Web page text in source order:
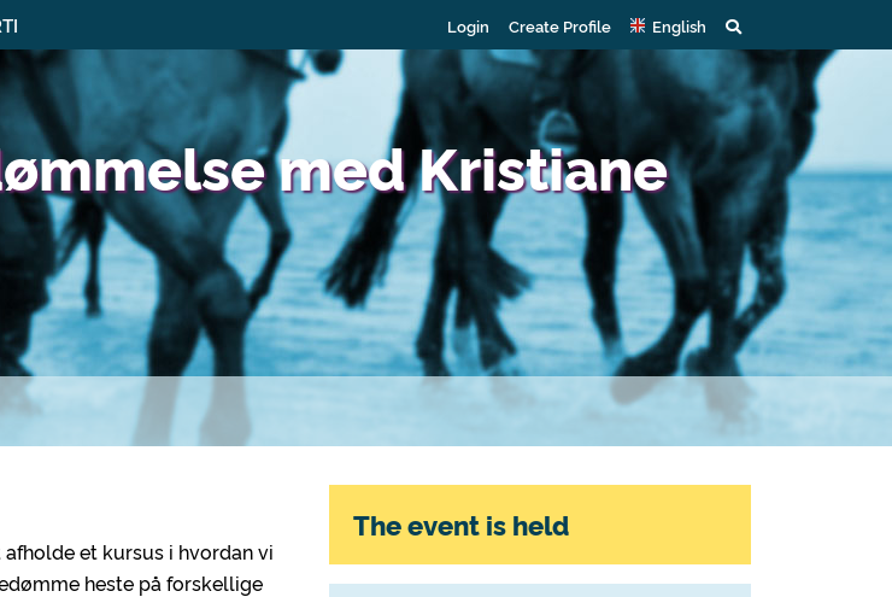
Login Create Profile English
med Kristiane
et kursus i hvordan vi
heste på forskellige
The event is held